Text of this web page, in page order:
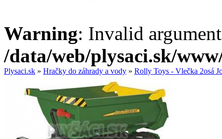
Warning: Invalid
/data/web/plysaci.sk/
Plysaci.sk » Hračky do záhrady a vody » Rolly Toys - Vlečka 2osá